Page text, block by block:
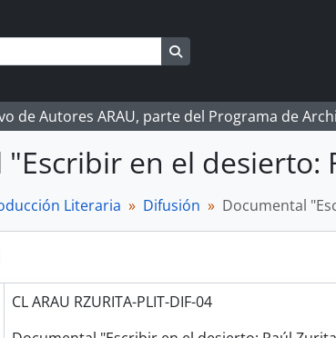
de Autores ARAU, parte del Programa de
en el desierto:
Literaria Difusión Documental
CL ARAU RZURITA-PLIT-DIF-04